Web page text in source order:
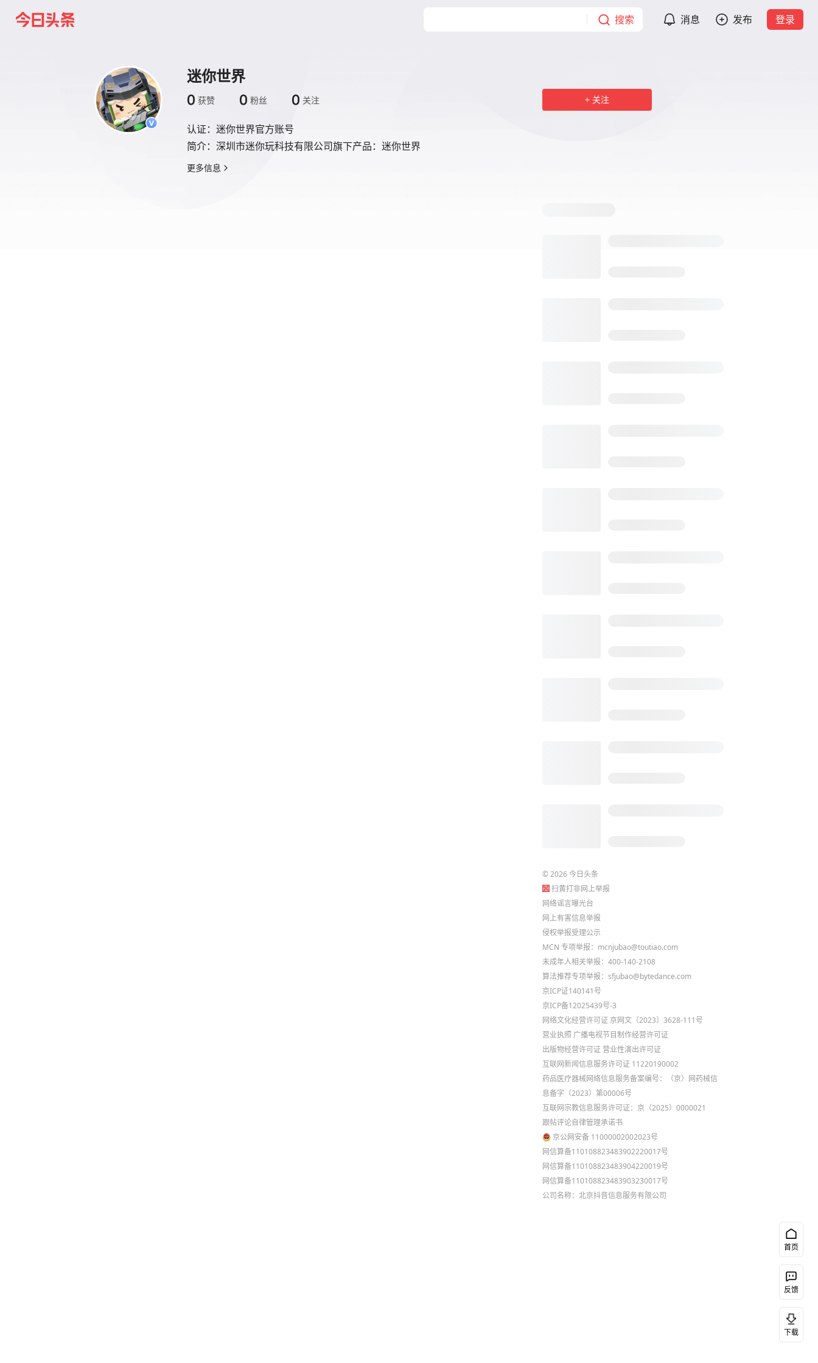
搜索 消息 发布 登录
迷你世界
0 获赞 0 粉丝 0 关注
认证： 迷你世界官方账号
简介： 深圳市迷你玩科技有限公司旗下产品：迷你世界
更多信息
关注
©2026今日头条
扫黄打非网上举报
网络谣言曝光台
网上有害信息举报
侵权举报受理公示
MCN 专项举报：mcnjubao@toutiao.com
未成年人相关举报：400-140-2108
算法推荐专项举报：sfjubao@bytedance.com
京ICP证140141号
京ICP备12025439号-3
网络文化经营许可证 京网文〔2023〕3628-111号
营业执照 广播电视节目制作经营许可证
出版物经营许可证 营业性演出许可证
互联网新闻信息服务许可证 11220190002
药品医疗器械网络信息服务备案编号：（京）网药械信
息备字（2023）第00006号
互联网宗教信息服务许可证：京（2025）0000021
跟帖评论自律管理承诺书
京公网安备 11000002002023号
网信算备110108823483902220017号
网信算备110108823483904220019号
网信算备110108823483903230017号
公司名称：北京抖音信息服务有限公司
首页
反馈
下载